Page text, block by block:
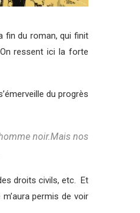
fin du roman, qui finit
ressent ici la forte
du progrès
noir.Mais nos
droits civils, etc. Et
permis de voir